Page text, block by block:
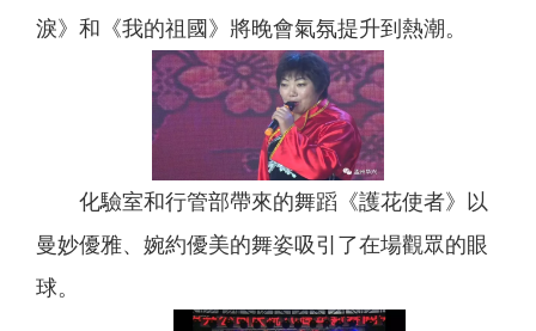
淚》和《我的祖國》將晚會氣氛提升到熱潮。
化驗室和行管部帶來的舞蹈《護花使者》以
曼妙優雅、婉約優美的舞姿吸引了在場觀眾的眼
球。